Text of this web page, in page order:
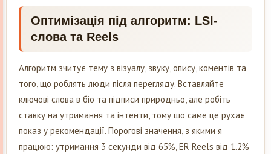
Оптимізація під алгоритм: LSI-
слова та Reels
Алгоритм зчитує тему з візуалу, звуку, опису, коментів та
того, що роблять люди після перегляду. Вставляйте
ключові слова в біо та підписи природньо, але робіть
ставку на утримання та інтенти, тому що саме це рухає
показ у рекомендації. Порогові значення, з якими я
працюю: утримання 3 секунди від 65%, ER Reels від 1.2%